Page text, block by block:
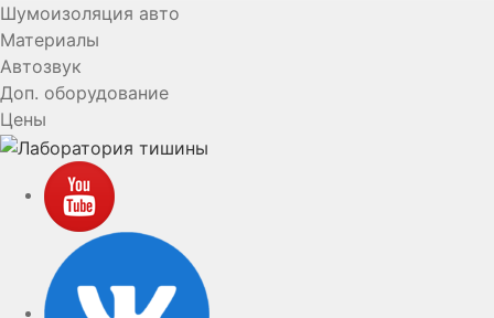
Шумоизоляция авто
Материалы
Автозвук
Доп. оборудование
Цены